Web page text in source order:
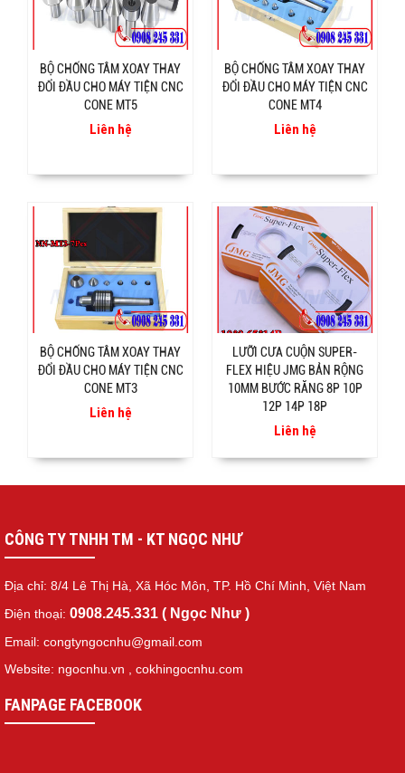
BỘ CHỐNG TÂM XOAY THAY
ĐỔI ĐẦU CHO MÁY TIỆN CNC
CONE MT5
Liên hệ
BỘ CHỐNG TÂM XOAY THAY
ĐỔI ĐẦU CHO MÁY TIỆN CNC
CONE MT4
Liên hệ
BỘ CHỐNG TÂM XOAY THAY
ĐỔI ĐẦU CHO MÁY TIỆN CNC
CONE MT3
Liên hệ
LƯỠI CƯA CUỘN SUPER-
FLEX HIỆU JMG BẢN RỘNG
10MM BƯỚC RĂNG 8P 10P
12P 14P 18P
Liên hệ
CÔNG TY TNHH TM - KT NGỌC NHƯ
Địa chỉ: 8/4 Lê Thị Hà, Xã Hóc Môn, TP. Hồ Chí Minh, Việt Nam
Điện thoại: 0908.245.331 ( Ngọc Như )
Email: congtyngocnhu@gmail.com
Website: ngocnhu.vn
cokhingocnhu.com
FANPAGE FACEBOOK